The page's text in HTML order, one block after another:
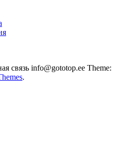
связь info@gototop.ee Theme:
.